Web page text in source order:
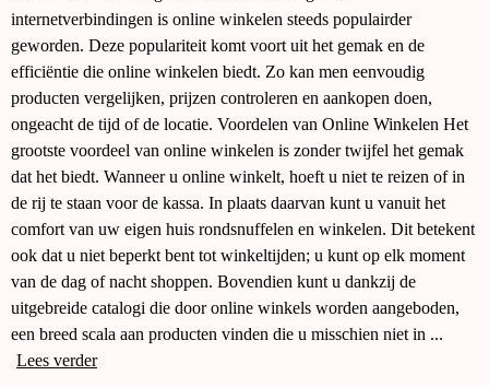
internetverbindingen is online winkelen steeds populairder
geworden. Deze populariteit komt voort uit het gemak en de
efficiëntie die online winkelen biedt. Zo kan men eenvoudig
producten vergelijken, prijzen controleren en aankopen doen,
ongeacht de tijd of de locatie. Voordelen van Online Winkelen Het
grootste voordeel van online winkelen is zonder twijfel het gemak
dat het biedt. Wanneer u online winkelt, hoeft u niet te reizen of in
de rij te staan voor de kassa. In plaats daarvan kunt u vanuit het
comfort van uw eigen huis rondsnuffelen en winkelen. Dit betekent
ook dat u niet beperkt bent tot winkeltijden; u kunt op elk moment
van de dag of nacht shoppen. Bovendien kunt u dankzij de
uitgebreide catalogi die door online winkels worden aangeboden,
een breed scala aan producten vinden die u misschien niet in ...
Lees verder